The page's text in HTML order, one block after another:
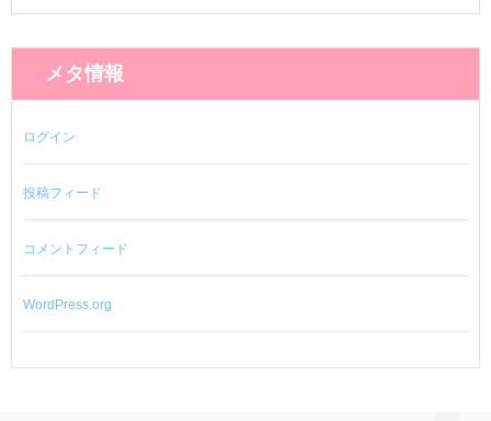
メタ情報
ログイン
投稿フィード
コメントフィード
WordPress.org